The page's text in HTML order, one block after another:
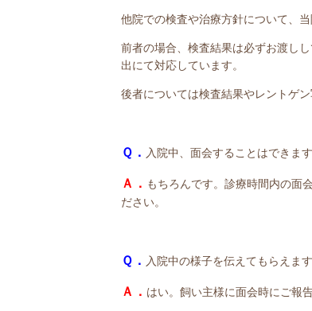
他院での検査や治療方針について、
前者の場合、検査結果は必ずお渡し
出にて対応しています。
後者については検査結果やレントゲ
Ｑ． 入院中、面会することはできま
Ａ． もちろんです。診療時間内の面
ださい。
Ｑ． 入院中の様子を伝えてもらえま
Ａ． はい。飼い主様に面会時にご報